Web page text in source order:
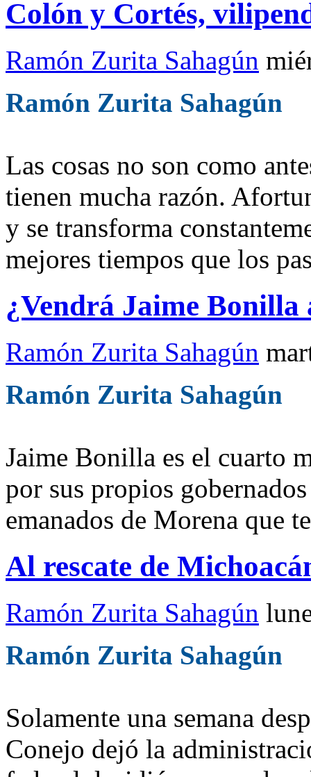
Colón y Cortés,
Ramón Zurita Sahagún
Ramón Zurita Sahagún
Las cosas no son como
tienen mucha razón.
y se transforma
mejores tiempos que los
¿Vendrá Jaime
Ramón Zurita Sahagún
Ramón Zurita Sahagún
Jaime Bonilla es el cuarto
por sus propios
emanados de Morena que
Al rescate de
Ramón Zurita Sahagún
Ramón Zurita Sahagún
Solamente una semana
Conejo dejó la